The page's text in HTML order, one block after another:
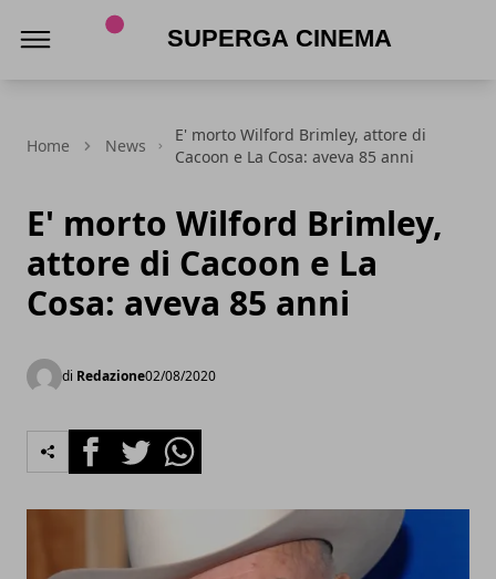
Home News
E' morto Wilford Brimley, attore di
Cacoon e La Cosa: aveva 85 anni
E' morto Wilford Brimley,
attore di Cacoon e La
Cosa: aveva 85 anni
di Redazione02/08/2020
FacebookTwitterWhatsapp